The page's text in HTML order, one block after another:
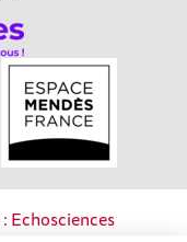
Echosciences